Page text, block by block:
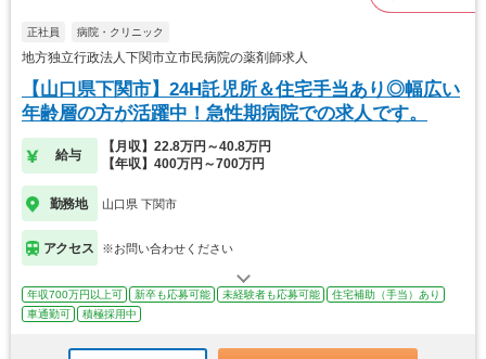
正社員 病院・クリニック
地方独立行政法人下関市立市民病院の薬剤師求人
【山口県下関市】24H託児所＆住宅手当あり◎幅広い
年齢層の方が活躍中！急性期病院での求人です。
給与
【月収】22.8万円～40.8万円
【年収】400万円～700万円
勤務地 山口県 下関市
アクセス ※お問い合わせください
年収700万円以上可 新卒も応募可能 未経験者も応募可能
住宅補助（手当）あり
車通勤可
積極採用中